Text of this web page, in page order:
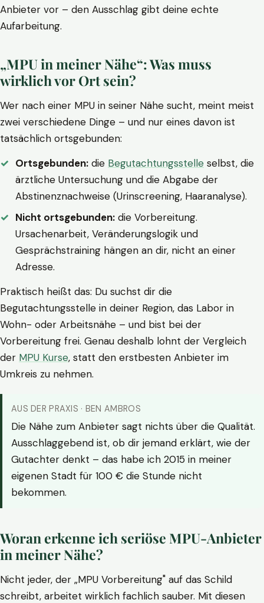
Anbieter vor – den Ausschlag gibt deine echte
Aufarbeitung.
„MPU in meiner Nähe“: Was muss
wirklich vor Ort sein?
Wer nach einer MPU in seiner Nähe sucht, meint meist
zwei verschiedene Dinge – und nur eines davon ist
tatsächlich ortsgebunden:
Ortsgebunden: die Begutachtungsstelle selbst, die
ärztliche Untersuchung und die Abgabe der
Abstinenznachweise (Urinscreening, Haaranalyse).
Nicht ortsgebunden: die Vorbereitung.
Ursachenarbeit, Veränderungslogik und
Gesprächstraining hängen an dir, nicht an einer
Adresse.
Praktisch heißt das: Du suchst dir die
Begutachtungsstelle in deiner Region, das Labor in
Wohn- oder Arbeitsnähe – und bist bei der
Vorbereitung frei. Genau deshalb lohnt der Vergleich
der MPU Kurse, statt den erstbesten Anbieter im
Umkreis zu nehmen.
AUS DER PRAXIS · BEN AMBROS
Die Nähe zum Anbieter sagt nichts über die Qualität.
Ausschlaggebend ist, ob dir jemand erklärt, wie der
Gutachter denkt – das habe ich 2015 in meiner
eigenen Stadt für 100 € die Stunde nicht
bekommen.
Woran erkenne ich seriöse MPU-Anbieter
in meiner Nähe?
Nicht jeder, der „MPU Vorbereitung" auf das Schild
schreibt, arbeitet wirklich fachlich sauber. Mit diesen